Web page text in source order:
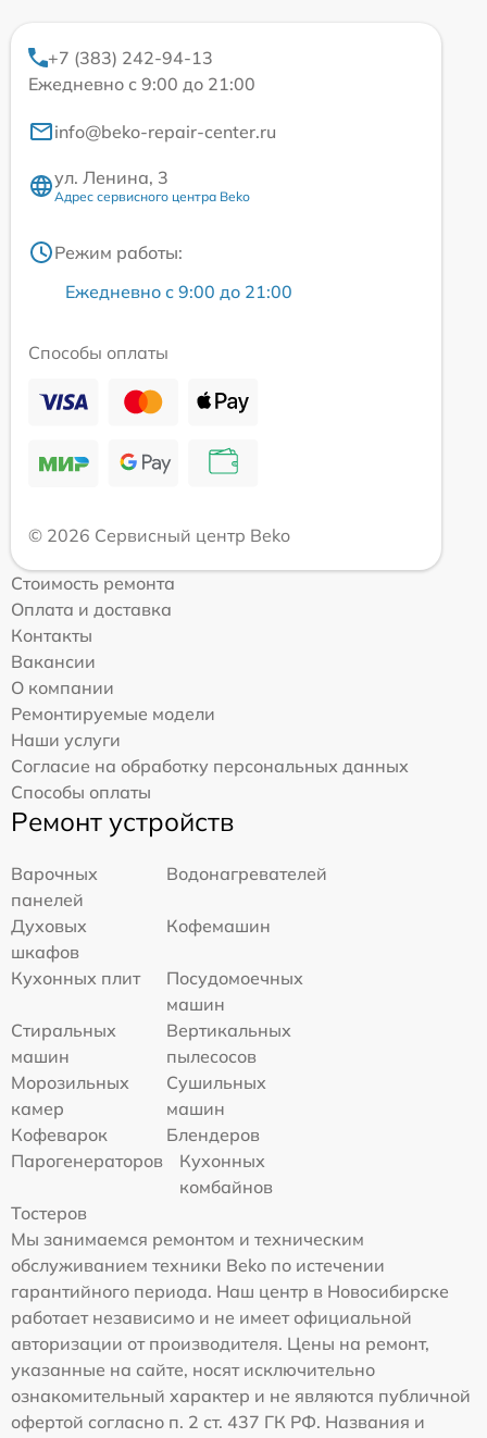
+7 (383) 242-94-13
Ежедневно с 9:00 до 21:00
info@beko-repair-center.ru
ул. Ленина, 3
Адрес сервисного центра Beko
Режим работы:
Ежедневно с 9:00 до 21:00
Способы оплаты
© 2026 Сервисный центр Beko
Стоимость ремонта
Оплата и доставка
Контакты
Вакансии
О компании
Ремонтируемые модели
Наши услуги
Согласие на обработку персональных данных
Способы оплаты
Ремонт устройств
Варочных
панелей
Водонагревателей
Духовых
шкафов
Кофемашин
Кухонных плит
Посудомоечных
машин
Стиральных
машин
Вертикальных
пылесосов
Морозильных
камер
Сушильных
машин
Кофеварок
Блендеров
Парогенераторов
Кухонных
комбайнов
Тостеров
Мы занимаемся ремонтом и техническим
обслуживанием техники Beko по истечении
гарантийного периода. Наш центр в Новосибирске
работает независимо и не имеет официальной
авторизации от производителя. Цены на ремонт,
указанные на сайте, носят исключительно
ознакомительный характер и не являются публичной
офертой согласно п. 2 ст. 437 ГК РФ. Названия и